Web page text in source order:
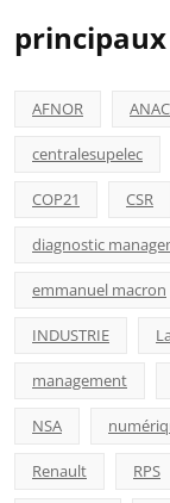
AFNOR
centralesupelec
COP21 CSR
diagnostic
emmanuel macron
INDUSTRIE
management
NSA
Renault RPS